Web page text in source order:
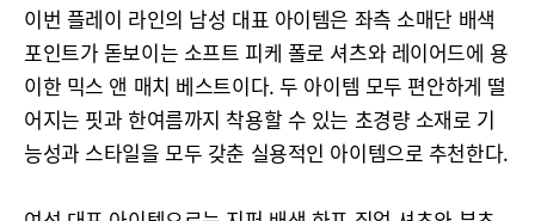
이번 플레이 라인의 남성 대표 아이템은 좌측 소매단 배색
포인트가 돋보이는 소프트 피케 폴로 셔츠와 레이어드에 용
이한 믹스 앤 매치 베스트이다. 두 아이템 모두 편안하게 떨
어지는 핏과 한여름까지 착용할 수 있는 초경량 소재로 기
능성과 스타일을 모두 갖춘 실용적인 아이템으로 추천한다.